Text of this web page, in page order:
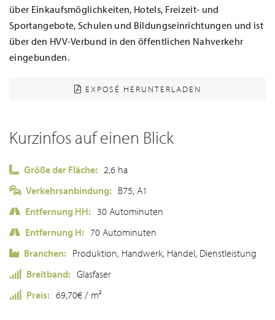
über Einkaufsmöglichkeiten, Hotels, Freizeit- und
Sportangebote, Schulen und Bildungseinrichtungen und ist
über den HVV-Verbund in den öffentlichen Nahverkehr
eingebunden.
EXPOSÉ HERUNTERLADEN
Kurzinfos auf einen Blick
Größe der Fläche: 2,6 ha
Verkehrsanbindung: B75, A1
Entfernung HH: 30 Autominuten
Entfernung H: 70 Autominuten
Branchen: Produktion, Handwerk, Handel, Dienstleistung
Breitband: Glasfaser
Preis: 69,70€ / m²